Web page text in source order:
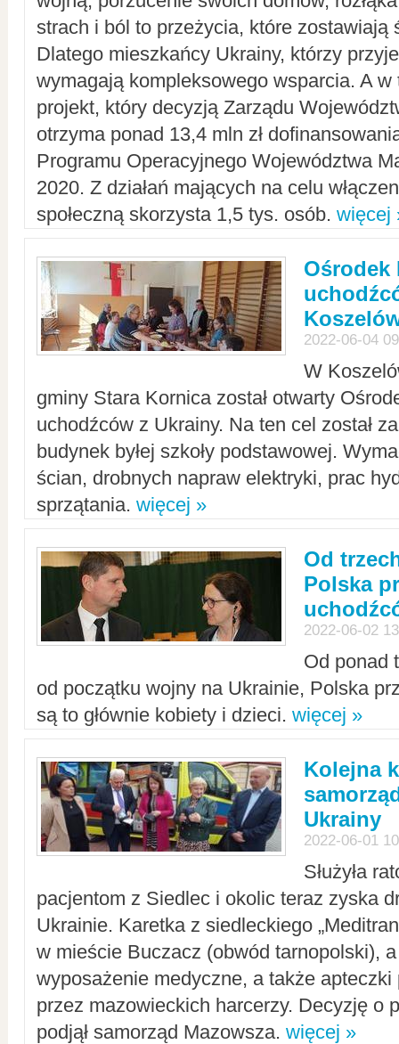
strach i ból to przeżycia, które zostawiają
Dlatego mieszkańcy Ukrainy, którzy
wymagają kompleksowego wsparcia. A w
projekt, który decyzją Zarządu
otrzyma ponad 13,4 mln zł
Programu Operacyjnego Województwa
2020. Z działań mających na celu
społeczną skorzysta 1,5 tys. osób. więcej
Ośrodek
2022-06-04
W
gminy Stara Kornica został otwarty
uchodźców z Ukrainy. Na ten cel został
budynek byłej szkoły podstawowej.
ścian, drobnych napraw elektryki, prac
sprzątania. więcej »
Od
Polska
2022-06-02
Od ponad
od początku wojny na Ukrainie, Polska
są to głównie kobiety i dzieci. więcej »
Kolejna
Ukrainy
2022-06-01
Służyła
pacjentom z Siedlec i okolic teraz zyska
Ukrainie. Karetka z siedleckiego
w mieście Buczacz (obwód tarnopolski),
wyposażenie medyczne, a także apteczki
przez mazowieckich harcerzy. Decyzję o
podjął samorząd Mazowsza. więcej »